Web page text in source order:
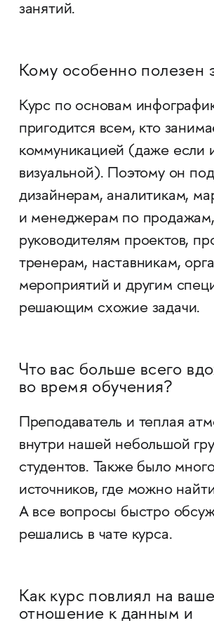
занятий.
Кому особенно полезен
Курс по основам
пригодится всем, кто
коммуникацией (даже если
визуальной). Поэтому он
дизайнерам, аналитикам,
и менеджерам по продажам,
руководителям проектов,
тренерам, наставникам,
мероприятий и другим
решающим схожие задачи.
Что вас больше всего
во время обучения?
Преподаватель и теплая
внутри нашей небольшой
студентов. Также было
источников, где можно
А все вопросы быстро
решались в чате курса.
Как курс повлиял на ваше
отношение к данным и